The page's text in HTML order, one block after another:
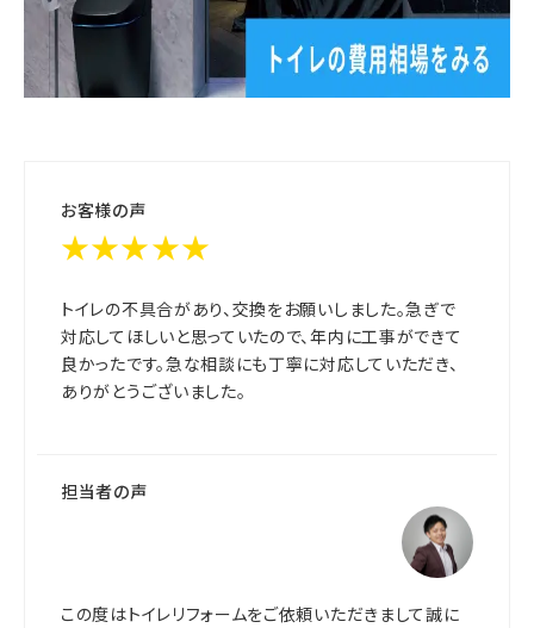
お客様の声
★★★★★
トイレの不具合があり、交換をお願いしました。急ぎで
対応してほしいと思っていたので、年内に工事ができて
良かったです。急な相談にも丁寧に対応していただき、
ありがとうございました。
担当者の声
この度はトイレリフォームをご依頼いただきまして誠に